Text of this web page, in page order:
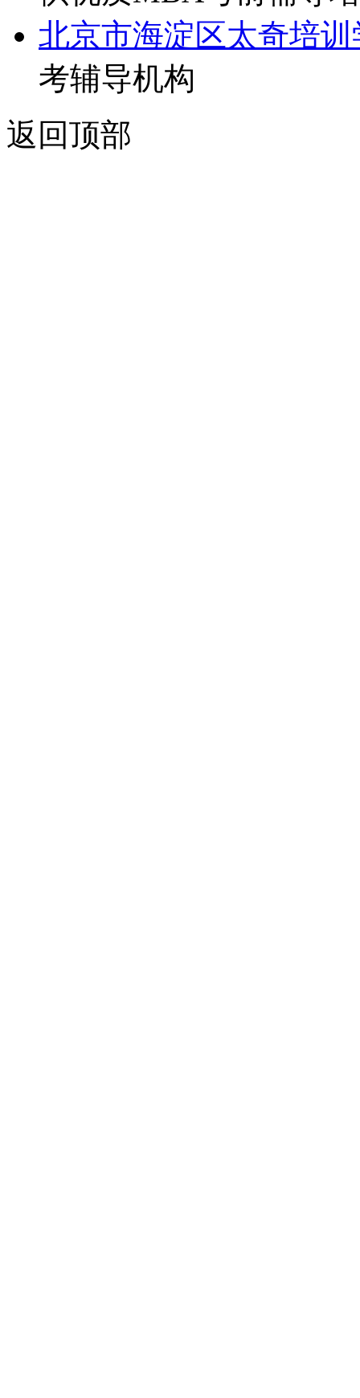
北京市海淀区太奇培训
考辅导机构
返回顶部